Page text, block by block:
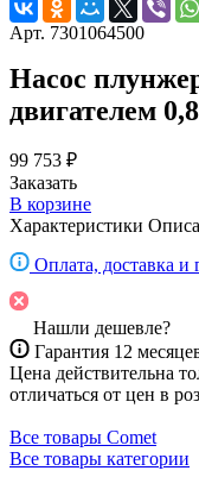
Арт. 7301064500
Насос
двигателем
99 753 ₽
Заказать
В корзине
Характеристики
Оплата, доставка и
Нашли дешевле?
Гарантия 12
Цена действительна
отличаться от цен в
Все товары Comet
Все товары категории